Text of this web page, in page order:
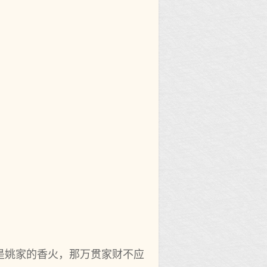
家的香火，那万贯家财不应